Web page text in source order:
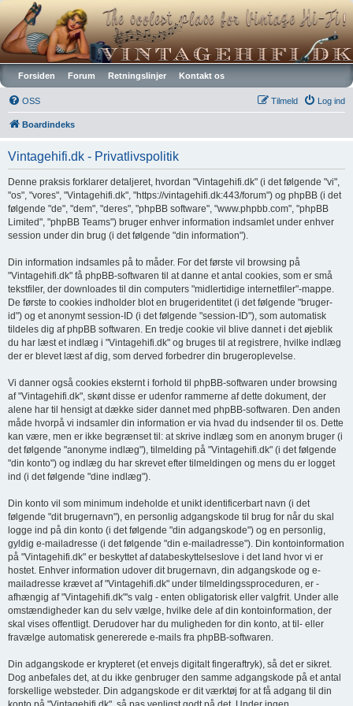
Vintagehifi.dk
Forsiden Forum Retningslinjer Kontakt os
OSS Log ind
Tilmeld
Boardindeks
Vintagehifi.dk - Privatlivspolitik
Denne praksis forklarer detaljeret, hvordan "Vintagehifi.dk" (i det følgende "vi",
"os", "vores", "Vintagehifi.dk", "https://vintagehifi.dk:443/forum") og phpBB (i det
følgende "de", "dem", "deres", "phpBB software", "www.phpbb.com", "phpBB
Limited", "phpBB Teams") bruger enhver information indsamlet under enhver
session under din brug (i det følgende "din information").
Din information indsamles på to måder. For det første vil browsing på
"Vintagehifi.dk" få phpBB-softwaren til at danne et antal cookies, som er små
tekstfiler, der downloades til din computers "midlertidige internetfiler"-mappe.
De første to cookies indholder blot en brugeridentitet (i det følgende "bruger-
id") og et anonymt session-ID (i det følgende "session-ID"), som automatisk
tildeles dig af phpBB softwaren. En tredje cookie vil blive dannet i det øjeblik
du har læst et indlæg i "Vintagehifi.dk" og bruges til at registrere, hvilke indlæg
der er blevet læst af dig, som derved forbedrer din brugeroplevelse.
Vi danner også cookies eksternt i forhold til phpBB-softwaren under browsing
af "Vintagehifi.dk", skønt disse er udenfor rammerne af dette dokument, der
alene har til hensigt at dække sider dannet med phpBB-softwaren. Den anden
måde hvorpå vi indsamler din information er via hvad du indsender til os. Dette
kan være, men er ikke begrænset til: at skrive indlæg som en anonym bruger (i
det følgende "anonyme indlæg"), tilmelding på "Vintagehifi.dk" (i det følgende
"din konto") og indlæg du har skrevet efter tilmeldingen og mens du er logget
ind (i det følgende "dine indlæg").
Din konto vil som minimum indeholde et unikt identificerbart navn (i det
følgende "dit brugernavn"), en personlig adgangskode til brug for når du skal
logge ind på din konto (i det følgende "din adgangskode") og en personlig,
gyldig e-mailadresse (i det følgende "din e-mailadresse"). Din kontoinformation
på "Vintagehifi.dk" er beskyttet af databeskyttelseslove i det land hvor vi er
hostet. Enhver information udover dit brugernavn, din adgangskode og e-
mailadresse krævet af "Vintagehifi.dk" under tilmeldingssproceduren, er -
afhængig af "Vintagehifi.dk"'s valg - enten obligatorisk eller valgfrit. Under alle
omstændigheder kan du selv vælge, hvilke dele af din kontoinformation, der
skal vises offentligt. Derudover har du muligheden for din konto, at til- eller
fravælge automatisk genererede e-mails fra phpBB-softwaren.
Din adgangskode er krypteret (et envejs digitalt fingeraftryk), så det er sikret.
Dog anbefales det, at du ikke genbruger den samme adgangskode på et antal
forskellige websteder. Din adgangskode er dit værktøj for at få adgang til din